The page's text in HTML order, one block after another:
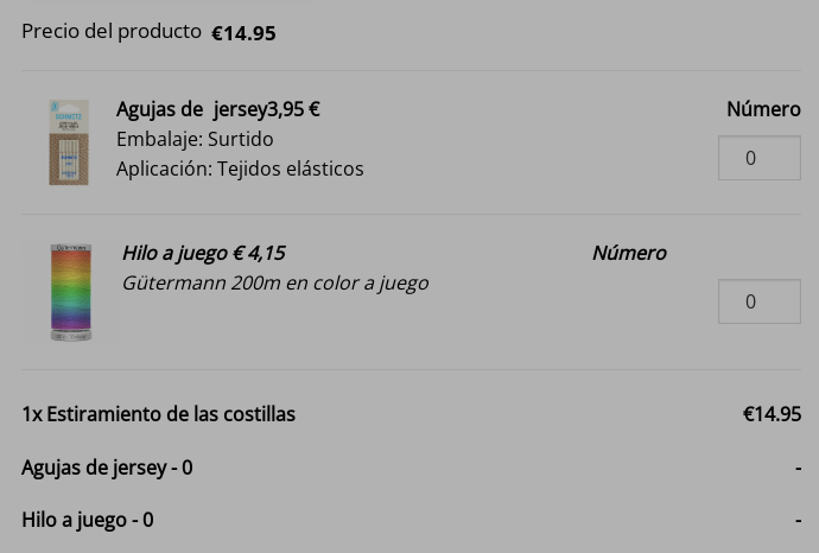
Precio del producto €14.95
Agujas de jersey3,95 €
Embalaje: Surtido
Aplicación: Tejidos elásticos
Número
Hilo a juego € 4,15
Gütermann 200m en color a juego
Número
1xEstiramiento de las costillas €14.95
Agujas de jersey-0 -
Hilo a juego-0 -